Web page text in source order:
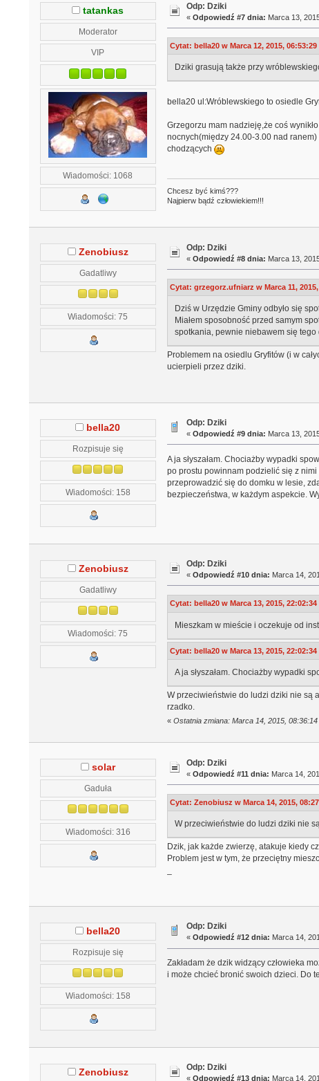
tatankas
Moderator
VIP
Wiadomości: 1068
Odp: Dziki
«Odpowiedź #7 dnia: Marca 13,
Cytat: bella20 w Marca 12, 2015, 06:53:29
Dziki grasują także przy
bella20 ul:Wróblewskiego to osiedle
Grzegorzu mam nadzieję,że coś
nocnych(między 24.00-3.00 nad
chodzących
Chcesz być kimś???
Najpierw bądź człowiekiem!!!
Zenobiusz
Gadatliwy
Wiadomości: 75
Odp: Dziki
«Odpowiedź #8 dnia: Marca 13,
Cytat: grzegorz.ufniarz w Marca 11,
Dziś w Urzędzie Gminy odbyło się
Miałem sposobność przed samym
spotkania, pewnie niebawem się
Problemem na osiedlu Gryfitów (i w
ucierpieli przez dziki.
bella20
Rozpisuje się
Wiadomości: 158
Odp: Dziki
«Odpowiedź #9 dnia: Marca 13,
A ja słyszałam. Chociażby wypadki
po prostu powinnam podzielić się z
przeprowadzić się do domku w lesie,
bezpieczeństwa, w każdym aspekcie.
Zenobiusz
Gadatliwy
Wiadomości: 75
Odp: Dziki
«Odpowiedź #10 dnia: Marca 14,
Cytat: bella20 w Marca 13, 2015, 22:02:34
Mieszkam w mieście i oczekuje od
Cytat: bella20 w Marca 13, 2015, 22:02:34
A ja słyszałam. Chociażby wypadki
W przeciwieństwie do ludzi dziki nie są
rzadko.
« Ostatnia zmiana: Marca 14, 2015,
solar
Gaduła
Wiadomości: 316
Odp: Dziki
«Odpowiedź #11 dnia: Marca 14,
Cytat: Zenobiusz w Marca 14, 2015,
W przeciwieństwie do ludzi dziki nie
Dzik, jak każde zwierzę, atakuje kiedy
Problem jest w tym, że przeciętny
bella20
Rozpisuje się
Wiadomości: 158
Odp: Dziki
«Odpowiedź #12 dnia: Marca 14,
Zakładam że dzik widzący człowieka
i może chcieć bronić swoich dzieci. Do
Zenobiusz Odp: Dziki
«Odpowiedź #13 dnia: Marca 14,